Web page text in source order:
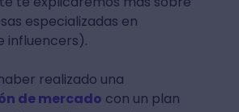
especializadas en
influencers).
realizado una
de mercado con un plan